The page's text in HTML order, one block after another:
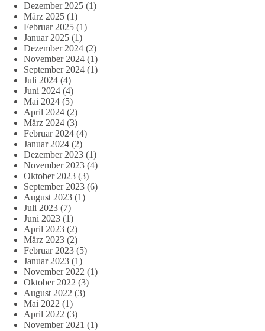
Dezember 2025 (1)
März 2025 (1)
Februar 2025 (1)
Januar 2025 (1)
Dezember 2024 (2)
November 2024 (1)
September 2024 (1)
Juli 2024 (4)
Juni 2024 (4)
Mai 2024 (5)
April 2024 (2)
März 2024 (3)
Februar 2024 (4)
Januar 2024 (2)
Dezember 2023 (1)
November 2023 (4)
Oktober 2023 (3)
September 2023 (6)
August 2023 (1)
Juli 2023 (7)
Juni 2023 (1)
April 2023 (2)
März 2023 (2)
Februar 2023 (5)
Januar 2023 (1)
November 2022 (1)
Oktober 2022 (3)
August 2022 (3)
Mai 2022 (1)
April 2022 (3)
November 2021 (1)